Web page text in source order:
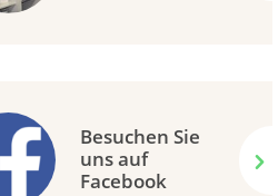
Besuchen Sie
uns auf
Facebook